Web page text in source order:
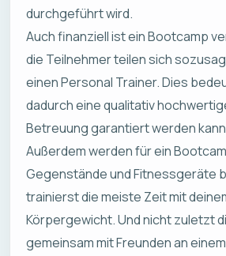
durchgeführt wird.
Auch finanziell ist ein Bootcamp
die Teilnehmer teilen sich
einen Personal Trainer. Dies
dadurch eine qualitativ
Betreuung garantiert werden
Außerdem werden für ein
Gegenstände und Fitnessgeräte
trainierst die meiste Zeit mit
Körpergewicht. Und nicht zuletzt
gemeinsam mit Freunden an